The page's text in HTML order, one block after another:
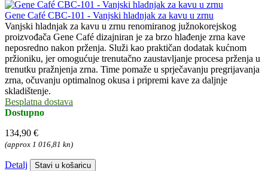
Gene Café CBC-101 - Vanjski hladnjak za kavu u zrnu
Vanjski hladnjak za kavu u zrnu renomiranog južnokorejskog
proizvođača Gene Café dizajniran je za brzo hlađenje zrna kave
neposredno nakon prženja. Služi kao praktičan dodatak kućnom
pržioniku, jer omogućuje trenutačno zaustavljanje procesa prženja u
trenutku pražnjenja zrna. Time pomaže u sprječavanju pregrijavanja
zrna, očuvanju optimalnog okusa i pripremi kave za daljnje
skladištenje.
Besplatna dostava
Dostupno
134,90 €
(approx 1 016,81 kn)
Detalj Stavi u košaricu